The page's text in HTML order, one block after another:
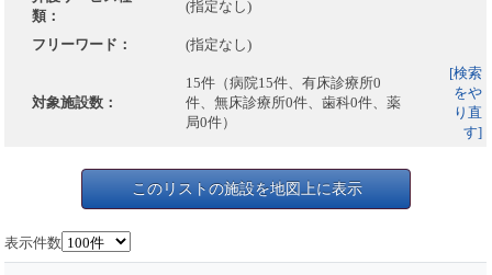
類：
(指定なし)
フリーワード： (指定なし)
対象施設数：
15件（病院15件、有床診療所0
件、無床診療所0件、歯科0件、薬
局0件）
[検索
をや
り直
す]
このリストの施設を地図上に表示
表示件数